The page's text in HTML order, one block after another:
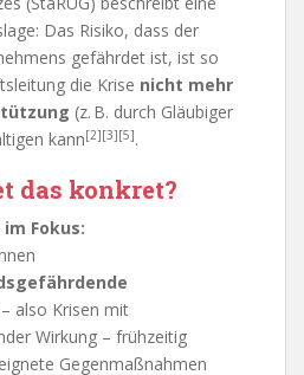
Das Risiko, dass der
gefährdet ist, ist so
die Krise nicht mehr
(z. B. durch Gläubiger
kann[2][3][5].
das konkret?
Fokus:
– also Krisen mit
Wirkung – frühzeitig
Gegenmaßnahmen